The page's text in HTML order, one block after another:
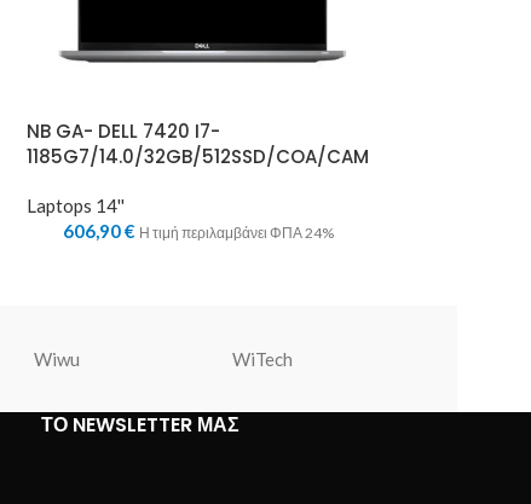
NB GA- DELL 7420 I7-
1185G7/14.0/32GB/512SSD/COA/CAM
Laptops 14''
606,90€ Η τιμή περιλαμβάνει ΦΠΑ 24%
Wiwu WiTech
ΤΟ NEWSLETTER ΜΑΣ